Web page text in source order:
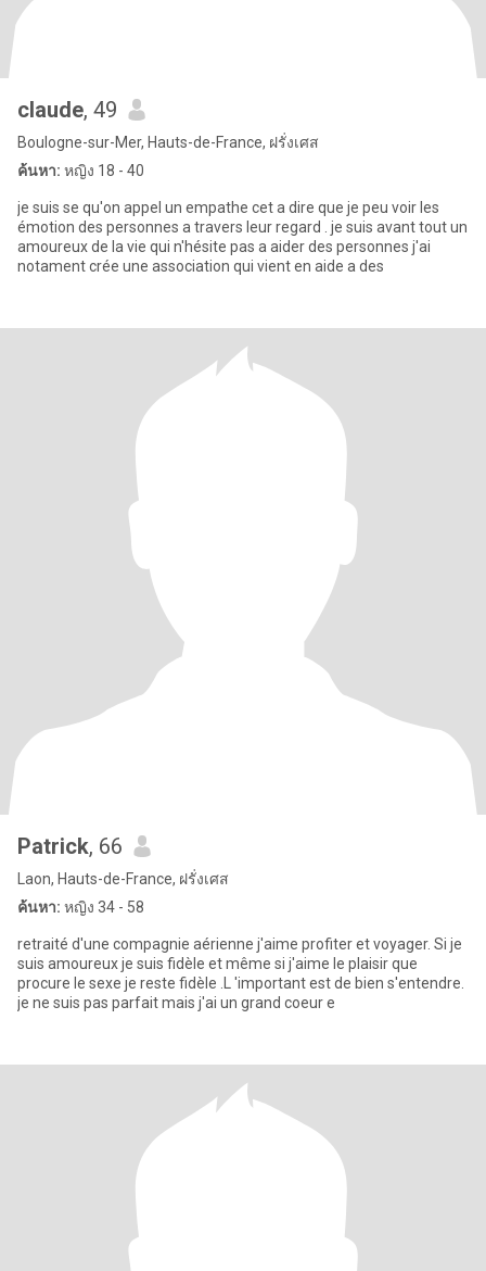
claude, 49
Boulogne-sur-Mer, Hauts-de-France, ฝรั่งเศส
ค้นหา: หญิง 18 - 40
je suis se qu'on appel un empathe cet a dire que je peu voir les
émotion des personnes a travers leur regard . je suis avant tout un
amoureux de la vie qui n'hésite pas a aider des personnes j'ai
notament crée une association qui vient en aide a des
Patrick, 66
Laon, Hauts-de-France, ฝรั่งเศส
ค้นหา: หญิง 34 - 58
retraité d'une compagnie aérienne j'aime profiter et voyager. Si je
suis amoureux je suis fidèle et même si j'aime le plaisir que
procure le sexe je reste fidèle .L 'important est de bien s'entendre.
je ne suis pas parfait mais j'ai un grand coeur e